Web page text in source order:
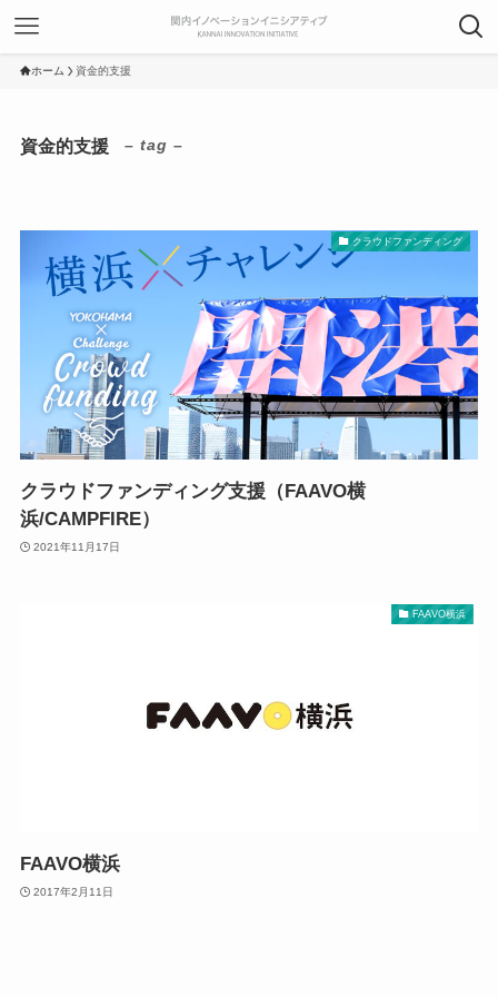
ホーム 資金的支援
資金的支援 – tag –
クラウドファンディング
クラウドファンディング支援（FAAVO横
浜/CAMPFIRE）
2021年11月17日
FAAVO横浜
FAAVO横浜
2017年2月11日